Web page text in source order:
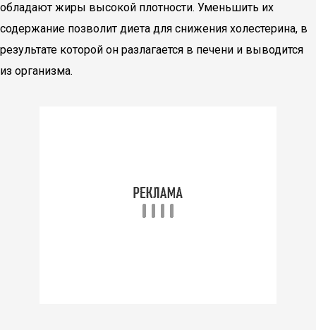
обладают жиры высокой плотности. Уменьшить их
содержание позволит диета для снижения холестерина, в
результате которой он разлагается в печени и выводится
из организма.